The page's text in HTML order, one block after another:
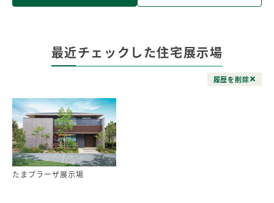
最近チェックした住宅展示場
履歴を削除
たまプラーザ展示場